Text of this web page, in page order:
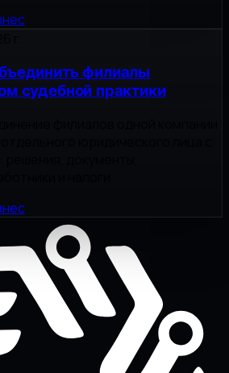
филиалы
судебной практики